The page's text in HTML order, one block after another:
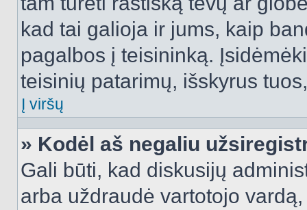
kad tai galioja ir jums, kaip
pagalbos į teisininką.
teisinių patarimų, išskyrus
Į viršų
» Kodėl aš negaliu
Gali būti, kad diskusijų
arba uždraudė vartotojo